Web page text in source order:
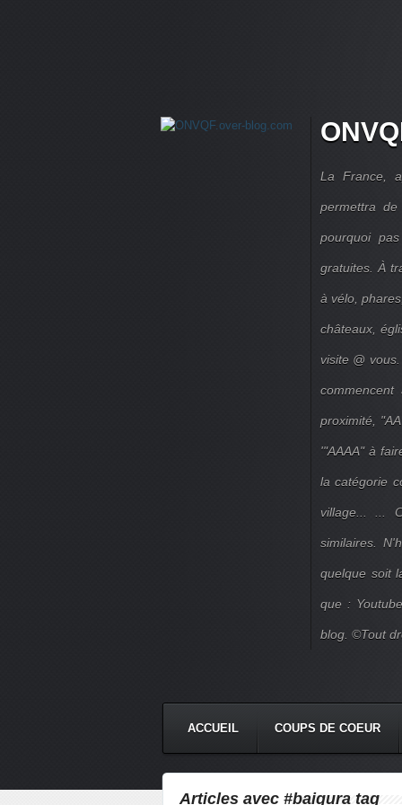
La France,
permettra
pourquoi
gratuites. À
à vélo,
châteaux,
visite @
proximité,
'"AAAA" à
la catégorie
village... ...
similaires.
quelque soit
que :
blog. ©Tout
ACCUEIL COUPS DE COEUR
Articles avec #baigura tag